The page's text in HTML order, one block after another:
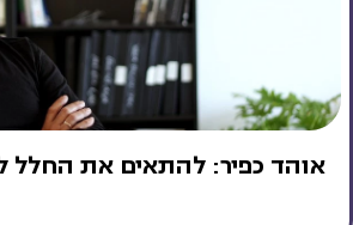
אוהד כפיר: להתאים את החלל